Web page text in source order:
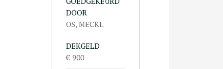
DOOR
OS, MECKL
DEKGELD
€ 900